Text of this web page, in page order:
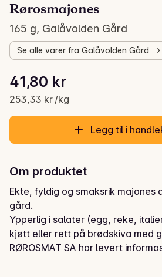
Rørosmajones
165 g, Galåvolden Gård
Se alle varer fra Galåvolden Gård
Gjeldende pris er: 41,80 kr
41,80 kr
253,33 kr /kg
Stykkpris: 253,33 kr /kg
Legg til i
Om produktet
Ekte, fyldig og smaksrik majones
gård.
Ypperlig i salater (egg, reke,
kjøtt eller rett på brødskiva med
RØROSMAT SA har levert